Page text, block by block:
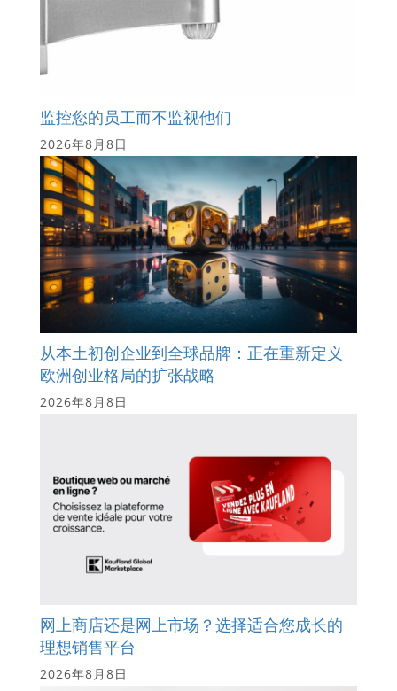
监控您的员工而不监视他们
2026年8月8日
从本土初创企业到全球品牌：正在重新定义
欧洲创业格局的扩张战略
2026年8月8日
网上商店还是网上市场？选择适合您成长的
理想销售平台
2026年8月8日